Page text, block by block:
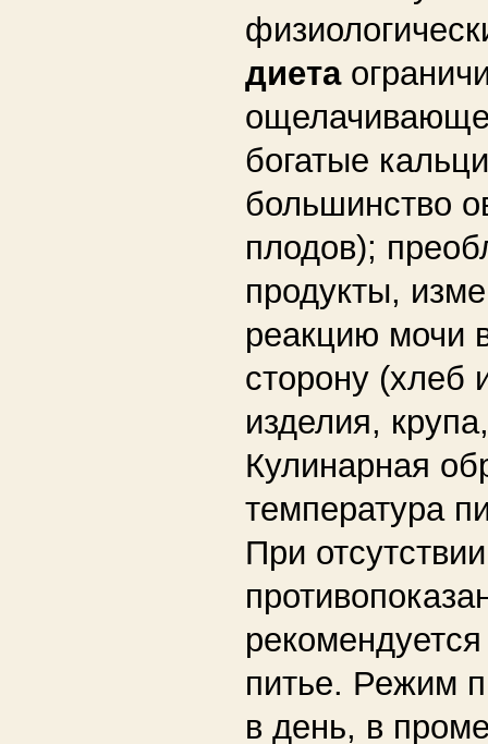
диета
богатые
большинство
плодов);
продукты,
реакцию мочи
сторону (хлеб
изделия,
Кулинарная
температура
При отсутствии
питье. Режим
в день, в